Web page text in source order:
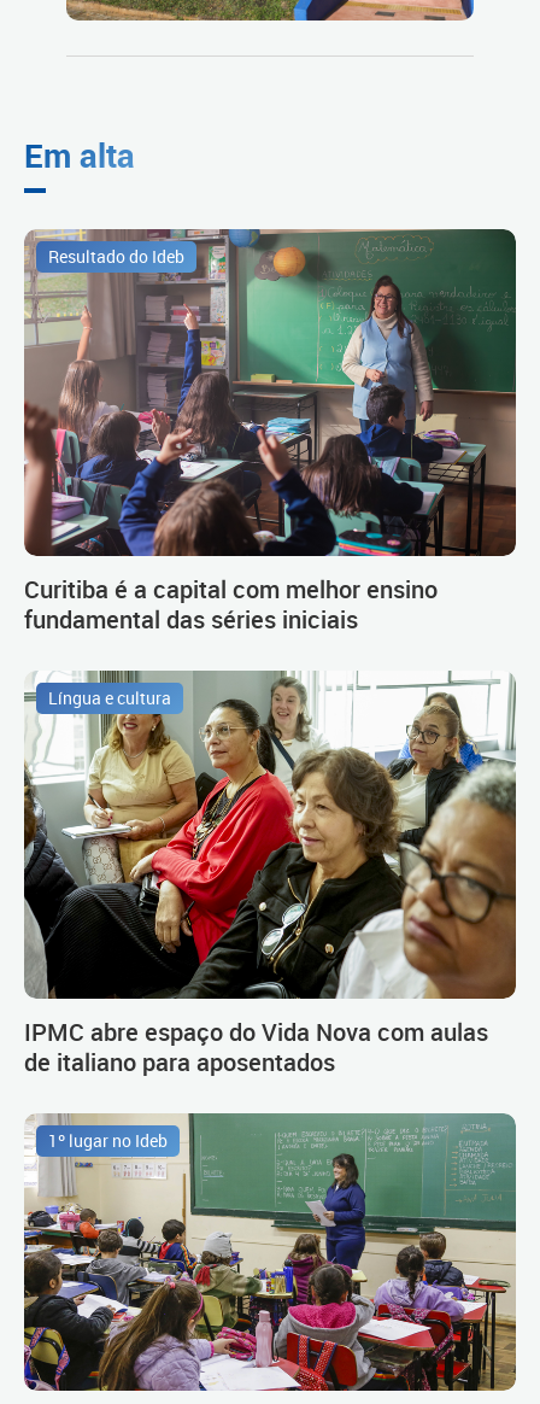
Em alta
Resultado do Ideb
Curitiba é a capital com melhor ensino
fundamental das séries iniciais
Língua e cultura
IPMC abre espaço do Vida Nova com aulas
de italiano para aposentados
1º lugar no Ideb